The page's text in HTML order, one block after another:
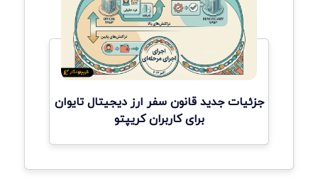
جزئیات جدید قانون سفر ارز دیجیتال تایوان
برای کاربران کریپتو